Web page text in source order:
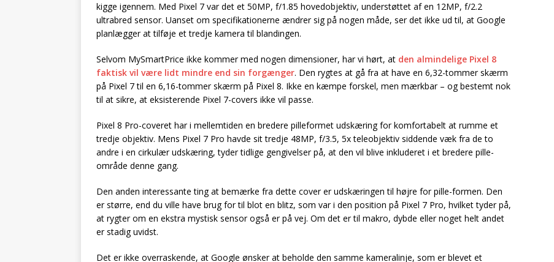
kigge igennem. Med Pixel 7 var det et 50MP, f/1.85 hovedobjektiv, understøttet af en 12MP, f/2.2
ultrabred sensor. Uanset om specifikationerne ændrer sig på nogen måde, ser det ikke ud til, at Google
planlægger at tilføje et tredje kamera til blandingen.
Selvom MySmartPrice ikke kommer med nogen dimensioner, har vi hørt, at den almindelige Pixel 8
faktisk vil være lidt mindre end sin forgænger. Den rygtes at gå fra at have en 6,32-tommer skærm
på Pixel 7 til en 6,16-tommer skærm på Pixel 8. Ikke en kæmpe forskel, men mærkbar – og bestemt nok
til at sikre, at eksisterende Pixel 7-covers ikke vil passe.
Pixel 8 Pro-coveret har i mellemtiden en bredere pilleformet udskæring for komfortabelt at rumme et
tredje objektiv. Mens Pixel 7 Pro havde sit tredje 48MP, f/3.5, 5x teleobjektiv siddende væk fra de to
andre i en cirkulær udskæring, tyder tidlige gengivelser på, at den vil blive inkluderet i et bredere pille-
område denne gang.
Den anden interessante ting at bemærke fra dette cover er udskæringen til højre for pille-formen. Den
er større, end du ville have brug for til blot en blitz, som var i den position på Pixel 7 Pro, hvilket tyder på,
at rygter om en ekstra mystisk sensor også er på vej. Om det er til makro, dybde eller noget helt andet
er stadig uvidst.
Det er ikke overraskende, at Google ønsker at beholde den samme kameralinje, som er blevet et